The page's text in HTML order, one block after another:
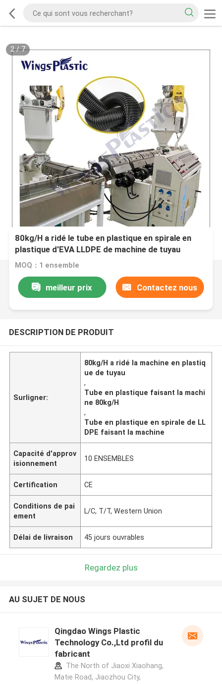
2/7
80kg/H a ridé le tube en plastique en spirale en
plastique d'EVA LLDPE de machine de tuyau
faisant la machine
MOQ：1 ensemble
meilleur prix Contactez nous
DESCRIPTION DE PRODUIT
Surligner:
80kg/H a ridé la machine en plastiq
ue de tuyau
,
Tube en plastique faisant la machi
ne 80kg/H
,
Tube en plastique en spirale de LL
DPE faisant la machine
Capacité d'approv
isionnement
10 ENSEMBLES
Certification CE
Conditions de pai
ement
L/C, T/T, Western Union
Délai de livraison 45 jours ouvrables
Regardez plus
AU SUJET DE NOUS
Qingdao Wings Plastic
Technology Co.,Ltd profil du
fabricant
The North of Jiaoxi Xiaohang,
Matie Road, Jiaozhou City,